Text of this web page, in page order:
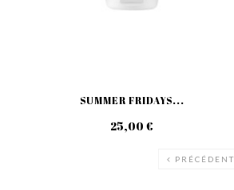
SUMMER FRIDAYS...
25,00 €
PRÉCÉDENT